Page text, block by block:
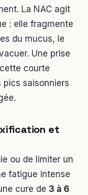
La NAC agit
: elle fragmente
du mucus, le
Une prise
courte
pics saisonniers
et
ou de limiter un
fatigue intense
cure de 3 à 6